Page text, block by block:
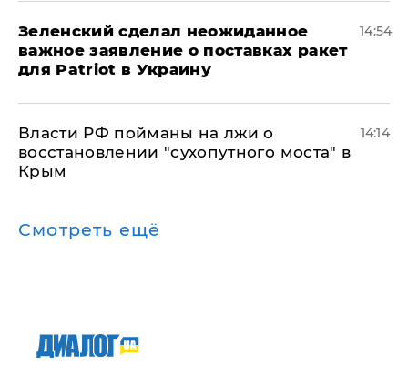
Зеленский сделал неожиданное
важное заявление о поставках ракет
для Patriot в Украину
14:54
Власти РФ пойманы на лжи о
восстановлении "сухопутного моста" в
Крым
14:14
Смотреть ещё